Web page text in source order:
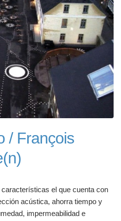
/ François
el que cuenta con
acústica, ahorra tiempo y
impermeabilidad e